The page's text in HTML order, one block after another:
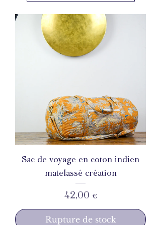
Sac de voyage en coton indien
matelassé création
Prix
42,00 €
Rupture de stock